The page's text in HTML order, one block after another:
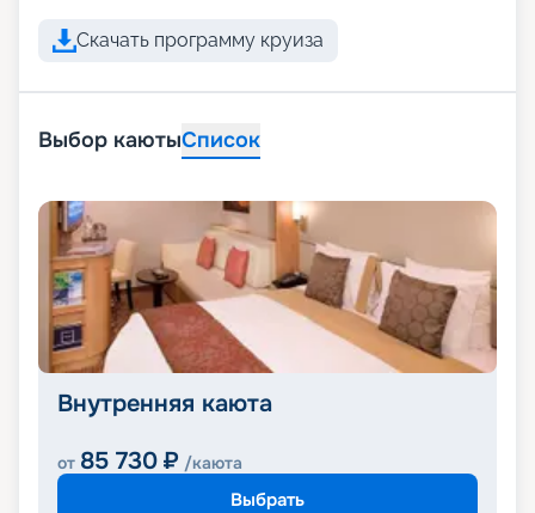
Скачать программу круиза
Выбор каютыСписок
Внутренняя каюта
от 85 730 ₽ /каюта
Выбрать